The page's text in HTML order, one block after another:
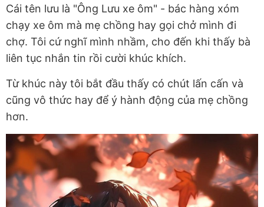
Cái tên lưu là "Ông Lưu xe ôm" - bác hàng xóm
chạy xe ôm mà mẹ chồng hay gọi chở mình đi
chợ. Tôi cứ nghĩ mình nhầm, cho đến khi thấy bà
liên tục nhắn tin rồi cười khúc khích.
Từ khúc này tôi bắt đầu thấy có chút lấn cấn và
cũng vô thức hay để ý hành động của mẹ chồng
hơn.